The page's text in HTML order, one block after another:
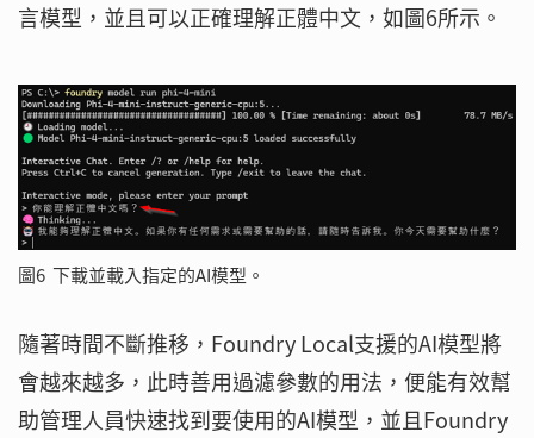
言模型，並且可以正確理解正體中文，如圖6所示。
圖6 下載並載入指定的AI模型。
隨著時間不斷推移，Foundry Local支援的AI模型將
會越來越多，此時善用過濾參數的用法，便能有效幫
助管理人員快速找到要使用的AI模型，並且Foundry